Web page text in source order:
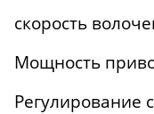
скорость
Мощность
Регулирование